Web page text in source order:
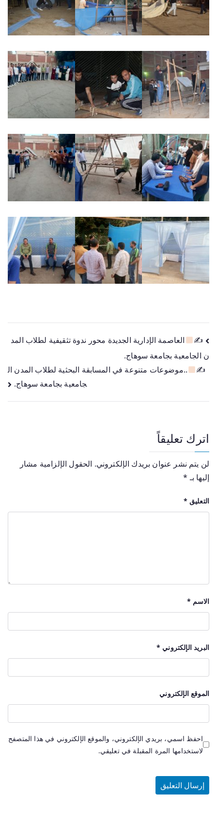
✍
العاصمة الإدارية الجديدة محور ندوة تثقيفية لطلاب المد
ن الجامعية بجامعة سوهاج.
✍
..موضوعات متنوعة في المسابقة البحثية لطلاب المدن ال
جامعية بجامعة سوهاج.
اترك تعليقاً
لن يتم نشر عنوان بريدك الإلكتروني. الحقول الإلزامية مشار
إليها بـ *
التعليق *
الاسم *
البريد الإلكتروني *
الموقع الإلكتروني
احفظ اسمي، بريدي الإلكتروني، والموقع الإلكتروني في هذا المتصفح
لاستخدامها المرة المقبلة في تعليقي.